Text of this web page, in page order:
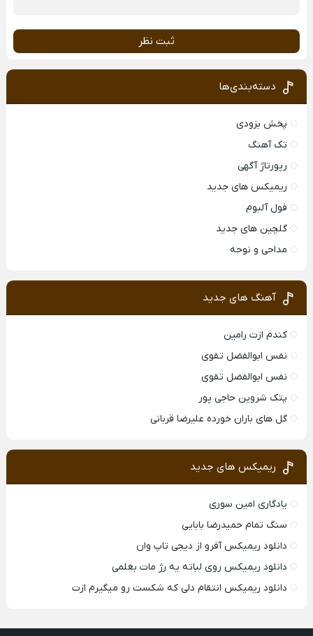
ثبت نظر
دسته‌بندی‌ها
پخش بزودی
تک آهنگ
رپورتاژ آگهی
ریمیکس های جدید
فول آلبوم
گلچین های جدید
مداحی و نوحه
آهنگ های جدید
کندم ازت رامین
نفس ابوالفضل تقوی
نفس ابوالفضل تقوی
پتک شروین حاجی پور
گل های باران خورده علیرضا قربانی
ریمیکس های جدید
یادگاری امین سوری
سنگ تمام حمیدرضا بابایی
دانلود ریمیکس آفرو از ديجی تاپ وان
دانلود ریمیکس روی لباته یه رژ مات بغلمی
دانلود ریمیکس انتقام دلی که شکست رو میگیرم ازت